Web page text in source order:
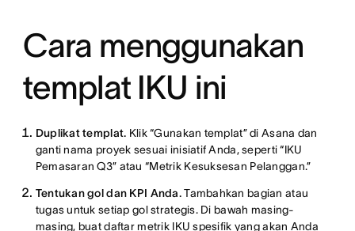
Cara menggunakan
templat IKU ini
Duplikat templat. Klik “Gunakan templat” di Asana dan
ganti nama proyek sesuai inisiatif Anda, seperti “IKU
Pemasaran Q3” atau “Metrik Kesuksesan Pelanggan.”
Tentukan gol dan KPI Anda.Tambahkan bagian atau
tugas untuk setiap gol strategis. Di bawah masing-
masing, buat daftar metrik IKU spesifik yang akan Anda